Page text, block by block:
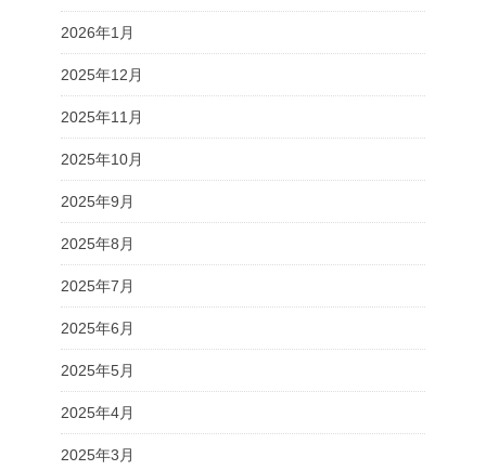
2026年1月
2025年12月
2025年11月
2025年10月
2025年9月
2025年8月
2025年7月
2025年6月
2025年5月
2025年4月
2025年3月